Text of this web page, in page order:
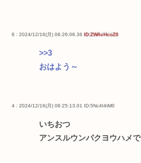
6 : 2024/12/16(月) 06:26:06.36 ID:ZWAvHcoZ0
>>3
おはよう～
4 : 2024/12/16(月) 06:25:13.01 ID:5Nc4I4tM0
いちおつ
アンスルウンパクヨウハメで